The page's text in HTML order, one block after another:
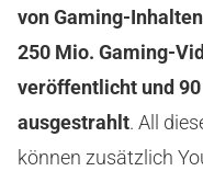
von Gaming-
250 Mio. Gaming-
veröffentlicht und
ausgestrahlt. All
können zusätzlich